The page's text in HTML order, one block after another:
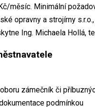
měsíc. Minimální
opravny a strojírny
Ing. Michaela Hollá,
zámečník či
podmínkou